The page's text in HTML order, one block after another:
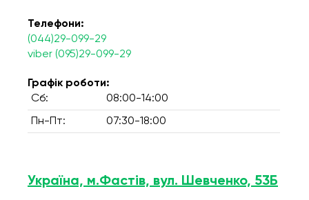
Телефони:
(044)29-099-29
viber (095)29-099-29
Графік роботи:
Сб:
08:00-14:00
Пн-Пт: 07:30-18:00
Україна, м.Фастів, вул. Шевченко, 53Б